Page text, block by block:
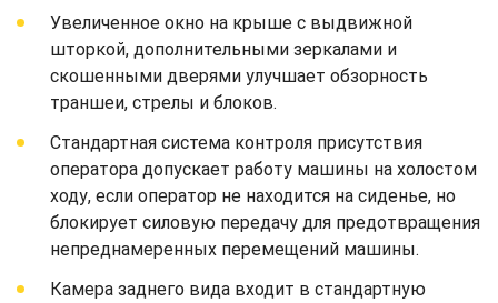
Увеличенное окно на крыше с выдвижной
шторкой, дополнительными зеркалами и
скошенными дверями улучшает обзорность
траншеи, стрелы и блоков.
Стандартная система контроля присутствия
оператора допускает работу машины на холостом
ходу, если оператор не находится на сиденье, но
блокирует силовую передачу для предотвращения
непреднамеренных перемещений машины.
Камера заднего вида входит в стандартную